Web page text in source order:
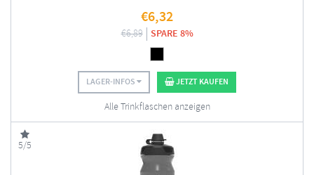
€6,32
€6,89 SPARE 8%
LAGER-INFOS JETZT KAUFEN
Alle Trinkflaschen anzeigen
5/5